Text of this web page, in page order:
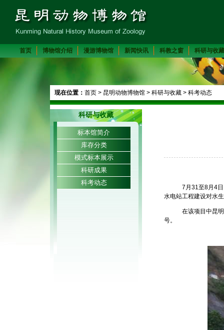
首页 博物馆介绍 漫游博物馆 新闻快讯 科教之窗 科研与收藏
现在位置： 首页 > 昆明动物博物馆 > 科研与收藏 > 科考动态
科研与收藏
标本馆简介
库存分类
模式标本展示
科研成果
科考动态
7 月 31至8月 4
水电站工程建设对水
在该项目中昆
号。